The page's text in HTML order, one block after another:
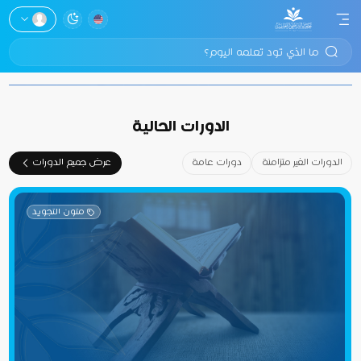
ويسرنا أن نقدم لكم تجربة تدريبية استثنائية
تتيح لكم التعلم من خبراء في المجال التعليمي
لتطوير مهاراتك التعليمية والارتقاء بمسارك
المهني.
التراجع الدراسي أسبابه وعلاجه
اتجاهات غرس القيم - اللقاء (10)
تنمية مهارات التركيز لمرحلة رياض الأطفال
الدورات الحالية
الدورات الغير متزامنة دورات عامة عرض جميع الدورات
متون التجويد